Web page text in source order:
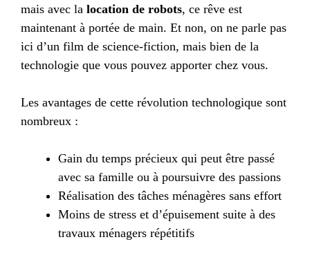
mais avec la location de robots, ce rêve est
maintenant à portée de main. Et non, on ne parle pas
ici d’un film de science-fiction, mais bien de la
technologie que vous pouvez apporter chez vous.
Les avantages de cette révolution technologique sont
nombreux :
Gain du temps précieux qui peut être passé
avec sa famille ou à poursuivre des passions
Réalisation des tâches ménagères sans effort
Moins de stress et d’épuisement suite à des
travaux ménagers répétitifs